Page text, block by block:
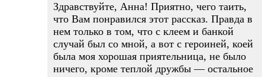
Здравствуйте, Анна! Приятно, чего таить,
что Вам понравился этот рассказ. Правда в
нем только в том, что с клеем и банкой
случай был со мной, а вот с героиней, коей
была моя хорошая приятельница, не было
ничего, кроме теплой дружбы — остальное